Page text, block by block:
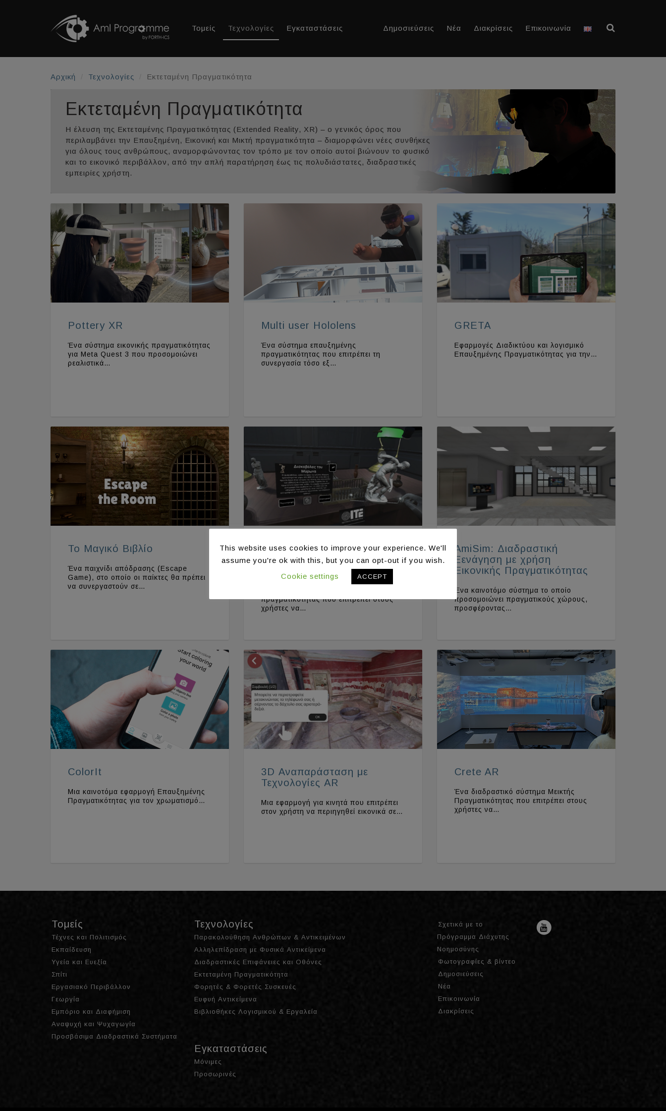
Τομείς Τεχνολογίες Εγκαταστάσεις Δημοσιεύσεις Νέα Διακρίσεις Επικοινωνία
Αρχική Τεχνολογίες Εκτεταμένη Πραγματικότητα
Εκτεταμένη Πραγματικότητα
Η έλευση της Εκτεταμένης Πραγματικότητας (Extended Reality, XR) – ο γενικός όρος που
περιλαμβάνει την Επαυξημένη, Εικονική και Μικτή πραγματικότητα – διαμορφώνει νέες συνθήκες
για όλους τους ανθρώπους, αναμορφώνοντας τον τρόπο με τον οποίο αυτοί βιώνουν το φυσικό
και το εικονικό περιβάλλον, από την απλή παρατήρηση έως τις πολυδιάστατες, διαδραστικές
εμπειρίες χρήστη.
Pottery XR
Ένα σύστημα εικονικής πραγματικότητας
για Meta Quest 3 που προσομοιώνει
ρεαλιστικά…
Multi user Hololens
Ένα σύστημα επαυξημένης
πραγματικότητας που επιτρέπει τη
συνεργασία τόσο εξ…
GRETA
Εφαρμογές Διαδικτύου και λογισμικό
Επαυξημένης Πραγματικότητας για την…
Το Μαγικό Βιβλίο
Ένα παιχνίδι απόδρασης (Escape
Game), στο οποίο οι παίκτες θα πρέπει
να συνεργαστούν σε…
Τρισδιάστατο εικονικό
περιβάλλον για έργα
πολιτιστικής κληρονομιάς
πραγματικότητας που επιτρέπει στους
χρήστες να…
AmiSim: Διαδραστική
Ξενάγηση με χρήση
Εικονικής Πραγματικότητας
Ένα καινοτόμο σύστημα το οποίο
προσομοιώνει πραγματικούς χώρους,
προσφέροντας…
ColorIt
Μια καινοτόμα εφαρμογή Επαυξημένης
Πραγματικότητας για τον χρωματισμό…
3D Αναπαράσταση με
Τεχνολογίες AR
Μια εφαρμογή για κινητά που επιτρέπει
στον χρήστη να περιηγηθεί εικονικά σε…
Crete AR
Ένα διαδραστικό σύστημα Μεικτής
Πραγματικότητας που επιτρέπει στους
χρήστες να…
Τομείς
Τέχνες και Πολιτισμός
Εκπαίδευση
Υγεία και Ευεξία
Σπίτι
Εργασιακό Περιβάλλον
Γεωργία
Εμπόριο και Διαφήμιση
Αναψυχή και Ψυχαγωγία
Προσβάσιμα Διαδραστικά Συστήματα
Τεχνολογίες
Παρακολούθηση Ανθρώπων & Αντικειμένων
Αλληλεπίδραση με Φυσικά Αντικείμενα
Διαδραστικές Επιφάνειες και Οθόνες
Εκτεταμένη Πραγματικότητα
Φορητές & Φορετές Συσκευές
Ευφυή Αντικείμενα
Βιβλιοθήκες Λογισμικού & Εργαλεία
Εγκαταστάσεις
Μόνιμες
Προσωρινές
Σχετικά με το
Πρόγραμμα Διάχυτης
Νοημοσύνης
Φωτογραφίες & βίντεο
Δημοσιεύσεις
Νέα
Επικοινωνία
Διακρίσεις
This website uses cookies to improve your experience. We'll
assume you're ok with this, but you can opt-out if you wish.
Cookie settings
ACCEPT